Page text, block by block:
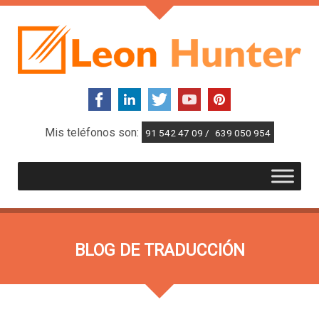
Mis teléfonos son: 91 542 47 09 / 639 050 954
BLOG DE TRADUCCIÓN